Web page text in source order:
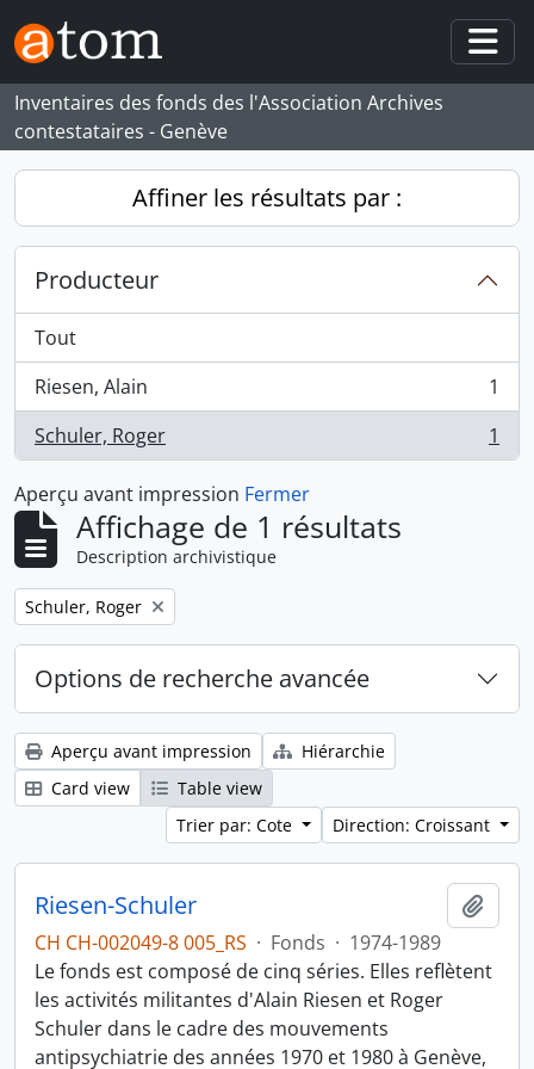
Skip to main content
Inventaires des fonds des l'Association Archives
contestataires - Genève
Affiner les résultats par :
Producteur
Tout
Riesen, Alain
, 1 résultats
1
Schuler, Roger
, 1 résultats 1
Aperçu avant impression Fermer
Affichage de 1 résultats
Description archivistique
Remove filter:
Schuler, Roger
Options de recherche avancée
Aperçu avant impression
Hiérarchie
Card view
Table view
Trier par: Cote
Direction: Croissant
Riesen-Schuler
CH CH-002049-8 005_RS · Fonds · 1974-1989
Le fonds est composé de cinq séries. Elles reflètent
les activités militantes d'Alain Riesen et Roger
Schuler dans le cadre des mouvements
antipsychiatrie des années 1970 et 1980 à Genève,